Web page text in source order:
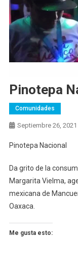
Pinotepa
Comunidades
Septiembre 26, 2021
Pinotepa Nacional
Da grito de la
Margarita Vielma,
mexicana de
Oaxaca.
Me gusta esto: